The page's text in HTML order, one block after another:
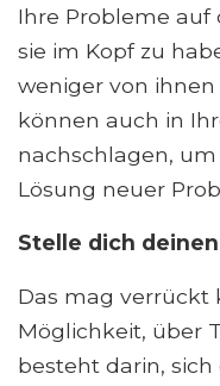
Ihre Probleme auf
sie im Kopf zu
weniger von
können auch in
nachschlagen,
Lösung neuer
Stelle dich
Das mag verrückt
Möglichkeit, über
besteht darin,